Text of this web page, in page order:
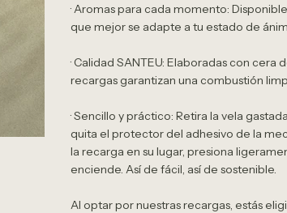
· Aromas para cada momento:
que mejor se adapte a tu estado de
· Calidad SANTEU: Elaboradas con
recargas garantizan una combustión
· Sencillo y práctico: Retira la vela
quita el protector del adhesivo de la
la recarga en su lugar, presiona
enciende. Así de fácil, así de sostenible.
Al optar por nuestras recargas, estás